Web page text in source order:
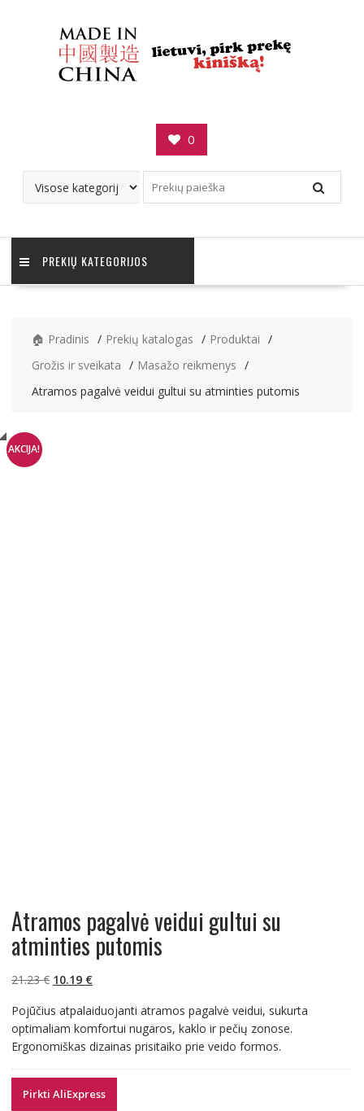
0
PREKIŲ KATEGORIJOS
🏠 Pradinis Prekių katalogas
Produktai
Grožis ir sveikata
Masažo reikmenys
Atramos pagalvė veidui gultui su atminties putomis
AKCIJA!
Atramos pagalvė veidui gultui su
atminties putomis
21.23€ Original
was:
21.23 €.
10.19 €Current
is:
10.19 €.
Pojūčius atpalaiduojanti atramos pagalvė veidui, sukurta
optimaliam komfortui nugaros, kaklo ir pečių zonose.
Ergonomiškas dizainas prisitaiko prie veido formos.
Pirkti AliExpress